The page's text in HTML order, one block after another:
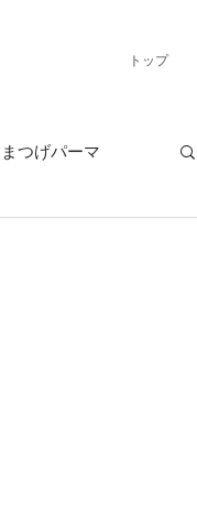
トップ
まつげパーマ